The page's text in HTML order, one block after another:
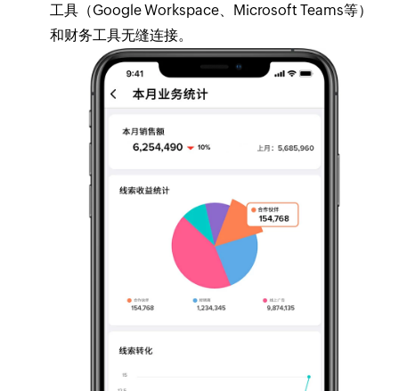
工具（Google Workspace、Microsoft Teams等）
和财务工具无缝连接。